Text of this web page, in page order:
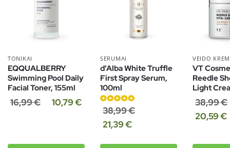
TONIKAI
EQQUALBERRY
Swimming Pool Daily
Facial Toner, 155ml
16,99€ 10,79€
SERUMAI
d’Alba White Truffle
First Spray Serum,
100ml
Įvertinimas:
iš 5
38,99€
21,39€
VEIDO
VT
Reedle
Light
38,99€
20,59€